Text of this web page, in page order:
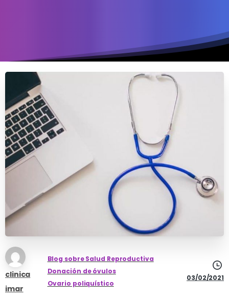
clinica
imar
Blog sobre Salud Reproductiva
Donación de óvulos
Ovario poliquístico
03/02/2021